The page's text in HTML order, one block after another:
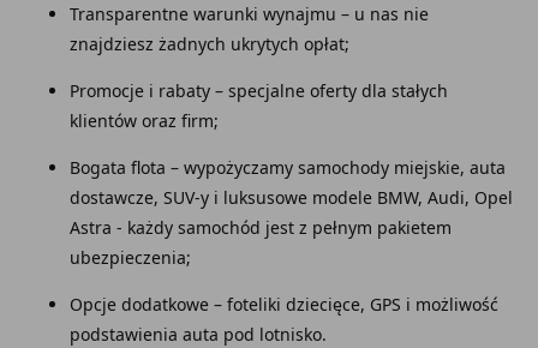
Transparentne warunki wynajmu – u nas nie
znajdziesz żadnych ukrytych opłat;
Promocje i rabaty – specjalne oferty dla stałych
klientów oraz firm;
Bogata flota – wypożyczamy samochody miejskie, auta
dostawcze, SUV-y i luksusowe modele BMW, Audi, Opel
Astra - każdy samochód jest z pełnym pakietem
ubezpieczenia;
Opcje dodatkowe – foteliki dziecięce, GPS i możliwość
podstawienia auta pod lotnisko.